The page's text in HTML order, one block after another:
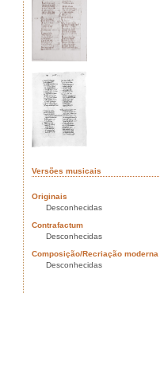
Versões musicais
Originais
Desconhecidas
Contrafactum
Desconhecidas
Composição/Recriação moderna
Desconhecidas